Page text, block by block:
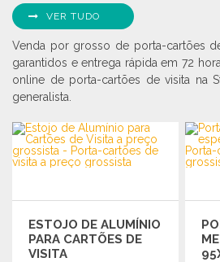
VER TUDO
Venda por grosso de porta-cartões
garantidos e entrega rápida em 72
online de porta-cartões de visita na
generalista.
ESTOJO DE ALUMÍNIO
PARA CARTÕES DE
VISITA